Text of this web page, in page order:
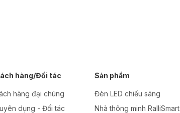
hàng/Đối tác
hàng đại chúng
dụng - Đối tác
Sản phẩm
Đèn LED chiếu sáng
Nhà thông minh RalliSmart